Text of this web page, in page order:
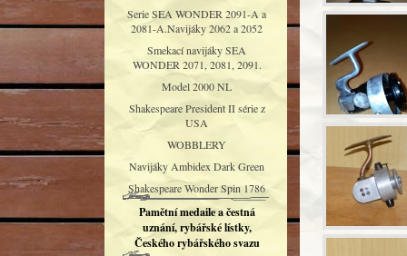
Serie SEA WONDER 2091-A a
2081-A.Navijáky 2062 a 2052
Smekací navijáky SEA
WONDER 2071, 2081, 2091.
Model 2000 NL
Shakespeare President II série z
USA
WOBBLERY
Navijáky Ambidex Dark Green
Shakespeare Wonder Spin 1786
Pamětní medaile a čestná
uznání, rybářské lístky,
Českého rybářského svazu